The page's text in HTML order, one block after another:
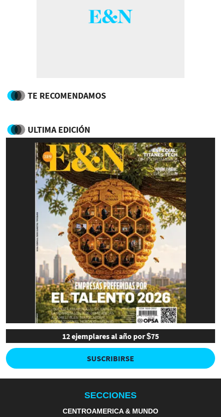
TE RECOMENDAMOS
ULTIMA EDICIÓN
12 ejemplares al año por $75
SUSCRIBIRSE
SECCIONES
CENTROAMERICA & MUNDO